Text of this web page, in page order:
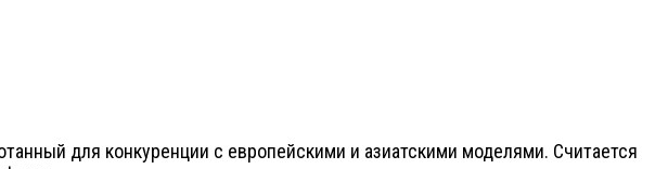
для конкуренции с европейскими и азиатскими моделями. Считается